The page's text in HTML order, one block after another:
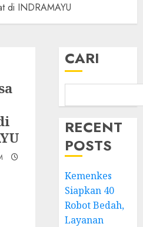
di INDRAMAYU
CARI
RECENT
POSTS
Kemenkes
Siapkan 40
Robot Bedah,
Layanan